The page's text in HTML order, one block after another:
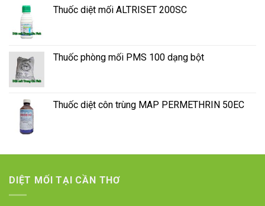
Thuốc diệt mối ALTRISET 200SC
Thuốc phòng mối PMS 100 dạng bột
Thuốc diệt côn trùng MAP PERMETHRIN 50EC
DIỆT MỐI TẠI CẦN THƠ